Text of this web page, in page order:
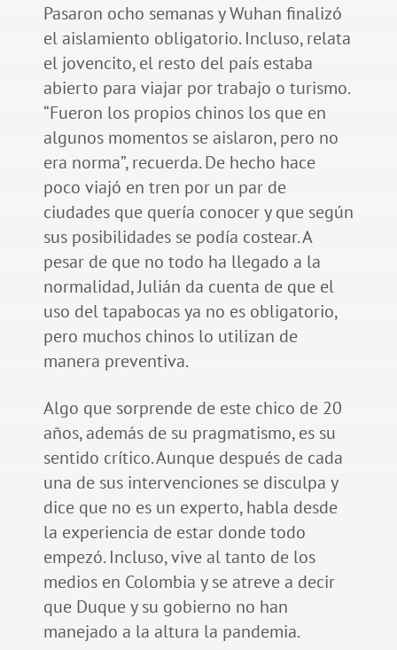
Pasaron ocho semanas y Wuhan finalizó
el aislamiento obligatorio. Incluso, relata
el jovencito, el resto del país estaba
abierto para viajar por trabajo o turismo.
“Fueron los propios chinos los que en
algunos momentos se aislaron, pero no
era norma”, recuerda. De hecho hace
poco viajó en tren por un par de
ciudades que quería conocer y que según
sus posibilidades se podía costear. A
pesar de que no todo ha llegado a la
normalidad, Julián da cuenta de que el
uso del tapabocas ya no es obligatorio,
pero muchos chinos lo utilizan de
manera preventiva.
Algo que sorprende de este chico de 20
años, además de su pragmatismo, es su
sentido crítico. Aunque después de cada
una de sus intervenciones se disculpa y
dice que no es un experto, habla desde
la experiencia de estar donde todo
empezó. Incluso, vive al tanto de los
medios en Colombia y se atreve a decir
que Duque y su gobierno no han
manejado a la altura la pandemia.